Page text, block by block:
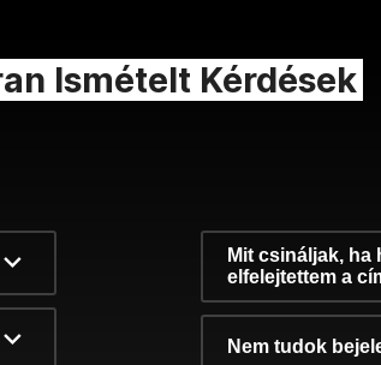
Ismételt Kérdések
Mit csináljak, ha
elfelejtettem a
Nem tudok